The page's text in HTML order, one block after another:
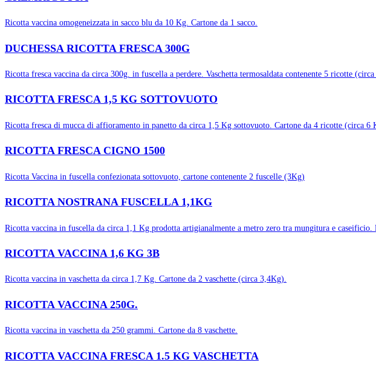
Ricotta vaccina omogeneizzata in sacco blu da 10 Kg. Cartone da 1 sacco.
DUCHESSA RICOTTA FRESCA 300G
Ricotta fresca vaccina da circa 300g. in fuscella a perdere. Vaschetta termosaldata contenente 5 ricotte (circa
RICOTTA FRESCA 1,5 KG SOTTOVUOTO
Ricotta fresca di mucca di affioramento in panetto da circa 1,5 Kg sottovuoto. Cartone da 4 ricotte (circa 6
RICOTTA FRESCA CIGNO 1500
Ricotta Vaccina in fuscella confezionata sottovuoto, cartone contenente 2 fuscelle (3Kg)
RICOTTA NOSTRANA FUSCELLA 1,1KG
Ricotta vaccina in fuscella da circa 1,1 Kg prodotta artigianalmente a metro zero tra mungitura e
RICOTTA VACCINA 1,6 KG 3B
Ricotta vaccina in vaschetta da circa 1,7 Kg. Cartone da 2 vaschette (circa 3,4Kg).
RICOTTA VACCINA 250G.
Ricotta vaccina in vaschetta da 250 grammi. Cartone da 8 vaschette.
RICOTTA VACCINA FRESCA 1.5 KG VASCHETTA